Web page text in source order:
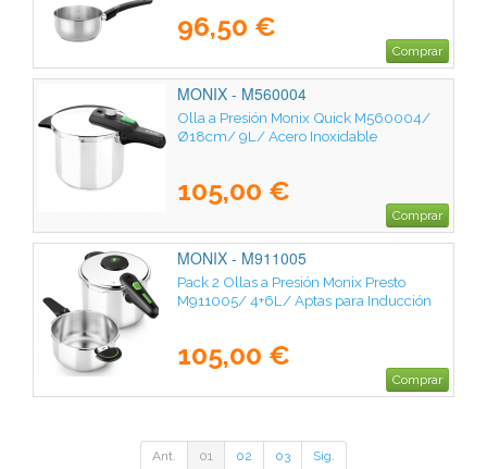
96,50 €
Comprar
MONIX - M560004
Olla a Presión Monix Quick M560004/
Ø18cm/ 9L/ Acero Inoxidable
105,00 €
Comprar
MONIX - M911005
Pack 2 Ollas a Presión Monix Presto
M911005/ 4+6L/ Aptas para Inducción
105,00 €
Comprar
Ant. 01 02 03 Sig.